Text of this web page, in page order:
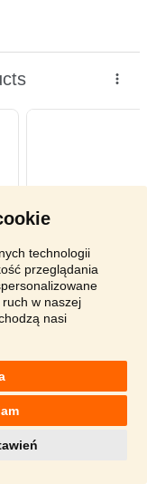
technologii
przeglądania
w naszej
nasi
,Polityka